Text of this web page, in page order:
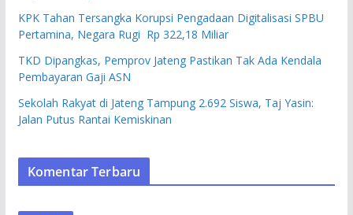
KPK Tahan Tersangka Korupsi Pengadaan Digitalisasi SPBU
Pertamina, Negara Rugi Rp 322,18 Miliar
TKD Dipangkas, Pemprov Jateng Pastikan Tak Ada Kendala
Pembayaran Gaji ASN
Sekolah Rakyat di Jateng Tampung 2.692 Siswa, Taj Yasin:
Jalan Putus Rantai Kemiskinan
Komentar Terbaru